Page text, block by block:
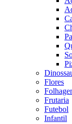
Flores
Frutaria
Futebol
Infantil